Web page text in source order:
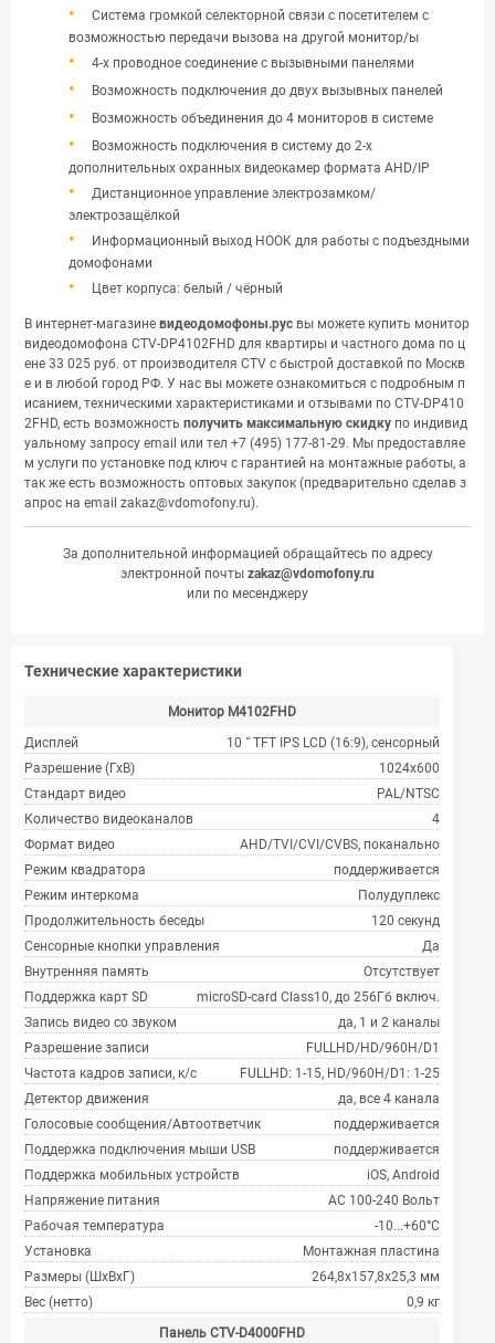
Система громкой селекторной связи с посетителем с
возможностью передачи вызова на другой монитор/ы
4-х проводное соединение с вызывными панелями
Возможность подключения до двух вызывных панелей
Возможность объединения до 4 мониторов в системе
Возможность подключения в систему до 2-х
дополнительных охранных видеокамер формата AHD/IP
Дистанционное управление электрозамком/
электрозащёлкой
Информационный выход HOOK для работы с подъездными
домофонами
Цвет корпуса: белый / чёрный
В интернет-магазине видеодомофоны.рус вы можете купить монитор
видеодомофона CTV-DP4102FHD для квартиры и частного дома по ц
ене 33 025 руб. от производителя CTV с быстрой доставкой по Москв
е и в любой город РФ. У нас вы можете ознакомиться с подробным п
исанием, техническими характеристиками и отзывами по CTV-DP410
2FHD, есть возможность получить максимальную скидку по индивид
уальному запросу email или тел +7 (495) 177-81-29. Мы предоставляе
м услуги по установке под ключ с гарантией на монтажные работы, а
так же есть возможность оптовых закупок (предварительно сделав з
апрос на email zakaz@vdomofony.ru).
За дополнительной информацией обращайтесь по адресу
электронной почты zakaz@vdomofony.ru
или по месенджеру
Технические характеристики
Монитор M4102FHD
Дисплей
10 ˝ TFT IPS LCD (16:9), сенсорный
Разрешение (ГхВ)
1024x600
Стандарт видео
PAL/NTSC
Количество видеоканалов
4
Формат видео
AHD/TVI/CVI/CVBS, поканально
Режим квадратора
поддерживается
Режим интеркома
Полудуплекс
Продолжительность беседы
120 секунд
Сенсорные кнопки управления
Да
Внутренняя память
Отсутствует
Поддержка карт SD
microSD-card Class10, до 256Гб включ.
Запись видео со звуком
да, 1 и 2 каналы
Разрешение записи
FULLHD/HD/960H/D1
Частота кадров записи, к/с
FULLHD: 1-15, HD/960H/D1: 1-25
Детектор движения
да, все 4 канала
Голосовые сообщения/Автоответчик
поддерживается
Поддержка подключения мыши USB
поддерживается
Поддержка мобильных устройств
iOS, Android
Напряжение питания
АС 100-240 Вольт
Рабочая температура
-10...+60°С
Установка
Монтажная пластина
Размеры (ШхВхГ)
264,8x157,8x25,3 мм
Вес (нетто)
0,9 кг
Панель CTV-D4000FHD